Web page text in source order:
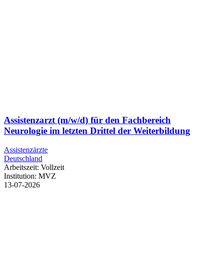
Assistenzarzt (m/w/d) für den Fachbereich
Neurologie im letzten Drittel der Weiterbildung
Assistenzärzte
Deutschland
Arbeitszeit: Vollzeit
Institution: MVZ
13-07-2026